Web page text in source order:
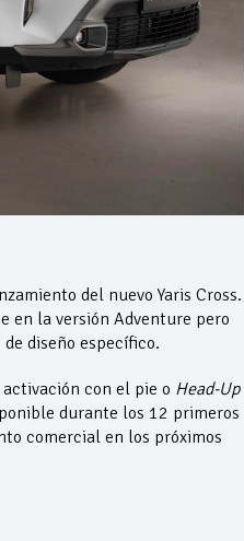
del nuevo Yaris Cross.
en la versión Adventure pero
diseño específico.
con el pie o Head-Up
durante los 12 primeros
comercial en los próximos